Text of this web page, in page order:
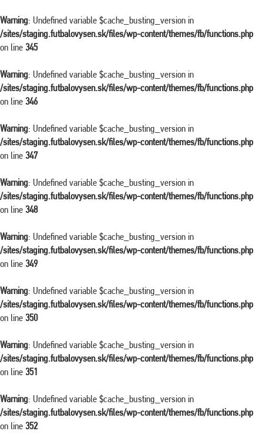
Warning: Undefined variable $cache_busting_version in
/sites/staging.futbalovysen.sk/files/wp-content/themes/fb/functions.php
on line 345
Warning: Undefined variable $cache_busting_version in
/sites/staging.futbalovysen.sk/files/wp-content/themes/fb/functions.php
on line 346
Warning: Undefined variable $cache_busting_version in
/sites/staging.futbalovysen.sk/files/wp-content/themes/fb/functions.php
on line 347
Warning: Undefined variable $cache_busting_version in
/sites/staging.futbalovysen.sk/files/wp-content/themes/fb/functions.php
on line 348
Warning: Undefined variable $cache_busting_version in
/sites/staging.futbalovysen.sk/files/wp-content/themes/fb/functions.php
on line 349
Warning: Undefined variable $cache_busting_version in
/sites/staging.futbalovysen.sk/files/wp-content/themes/fb/functions.php
on line 350
Warning: Undefined variable $cache_busting_version in
/sites/staging.futbalovysen.sk/files/wp-content/themes/fb/functions.php
on line 351
Warning: Undefined variable $cache_busting_version in
/sites/staging.futbalovysen.sk/files/wp-content/themes/fb/functions.php
on line 352